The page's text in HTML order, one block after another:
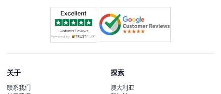
关于
联系我们
探索
澳大利亚